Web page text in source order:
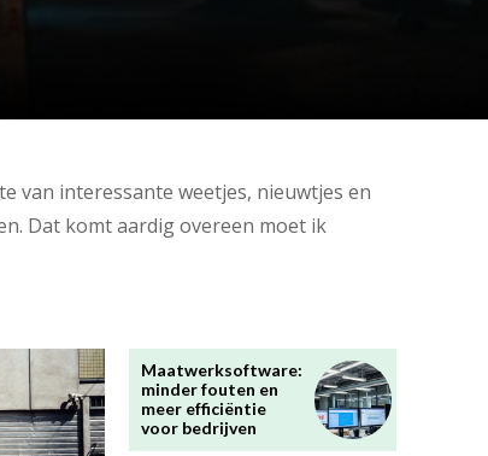
van interessante weetjes, nieuwtjes en
Dat komt aardig overeen moet ik
Maatwerksoftware:
minder fouten en
meer efficiëntie
voor bedrijven